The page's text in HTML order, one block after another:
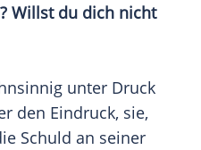
Willst du dich nicht
unter Druck
den Eindruck, sie,
Schuld an seiner